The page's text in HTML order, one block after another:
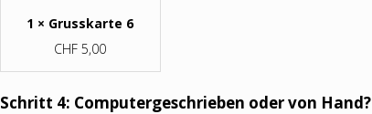
1 × Grusskarte 6
CHF 5,00
Schritt 4: Computergeschrieben oder von Hand?